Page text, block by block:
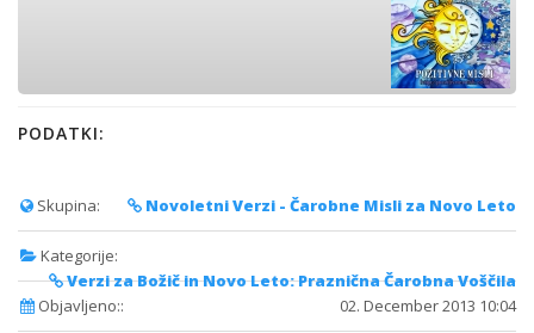
PODATKI:
Skupina: Novoletni Verzi - Čarobne Misli za Novo Leto
Kategorije:
Verzi za Božič in Novo Leto: Praznična Čarobna Voščila
Objavljeno::
02. December 2013 10:04